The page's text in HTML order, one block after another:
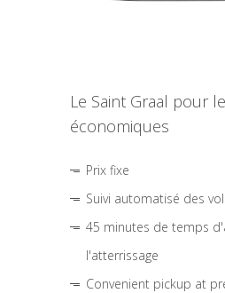
Le Saint Graal pour
économiques
Prix fixe
Suivi automatisé des
45 minutes de temps
l'atterrissage
Convenient pickup at